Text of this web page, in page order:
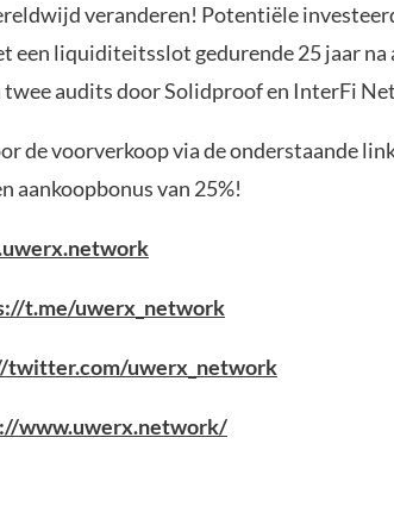
veranderen! Potentiële
een liquiditeitsslot gedurende 25 jaar na
twee audits door Solidproof en InterFi
de voorverkoop via de onderstaande
aankoopbonus van 25%!
t.me/uwerx_network
twitter.com/uwerx_network
www.uwerx.network/